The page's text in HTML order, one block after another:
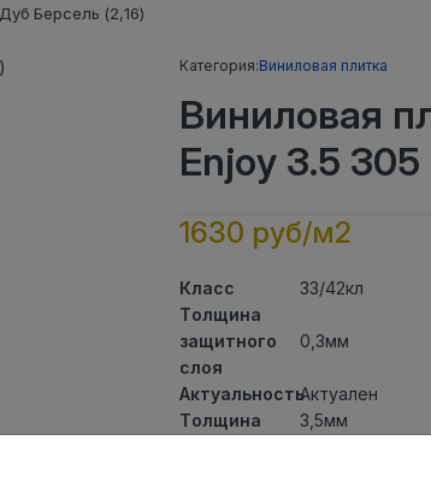
Берсель (2,16)
Категория:Виниловая плитка
Виниловая
Enjoy 3.5
1630 руб/м2
Класс
33/42кл
Толщина
защитного
слоя
0,3мм
АктуальностьАктуален
Толщина
3,5мм